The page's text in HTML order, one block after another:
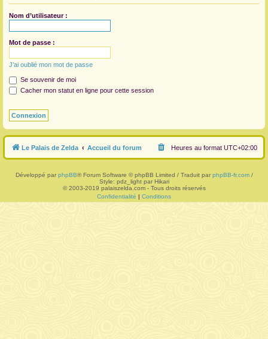
Nom d’utilisateur :
Mot de passe :
J’ai oublié mon mot de passe
Se souvenir de moi
Cacher mon statut en ligne pour cette session
Le Palais de Zelda Accueil du forum Heures au format UTC+02:00
Développé par phpBB® Forum Software © phpBB Limited / Traduit par phpBB-fr.com/
Style: pdz_light par Hikari
© 2003-2019 palaiszelda.com - Tous droits réservés
Confidentialité | Conditions